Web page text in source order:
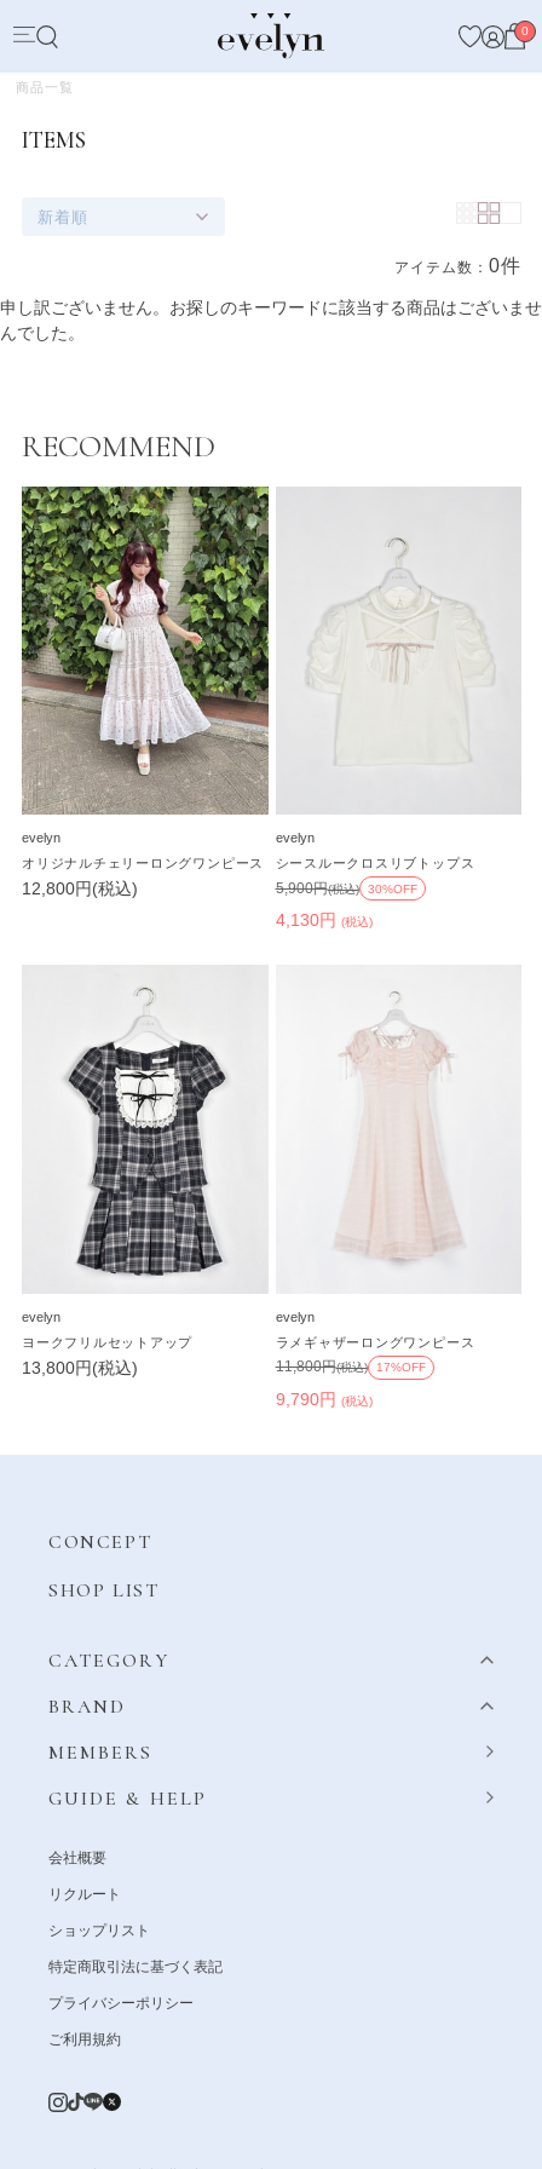
0
商品一覧
ITEMS
新着順
アイテム数：0件
商品一覧
申し訳ございません。お探しのキーワードに該当する商品はございませ
んでした。
RECOMMEND
evelyn
オリジナルチェリーロングワンピース
12,800円(税込)
evelyn
シースルークロスリブトップス
4,130円 (税込)
5,900円(税込) 30%OFF
evelyn
ヨークフリルセットアップ
13,800円(税込)
evelyn
ラメギャザーロングワンピース
9,790円 (税込)
11,800円(税込) 17%OFF
CONCEPT
SHOP LIST
CATEGORY
BRAND
MEMBERS
GUIDE & HELP
会社概要
リクルート
ショップリスト
特定商取引法に基づく表記
プライバシーポリシー
ご利用規約